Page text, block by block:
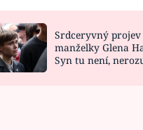
CELEBRITY
VAŘENÍ
Srdceryvný projev
manželky Glena
Syn tu není,